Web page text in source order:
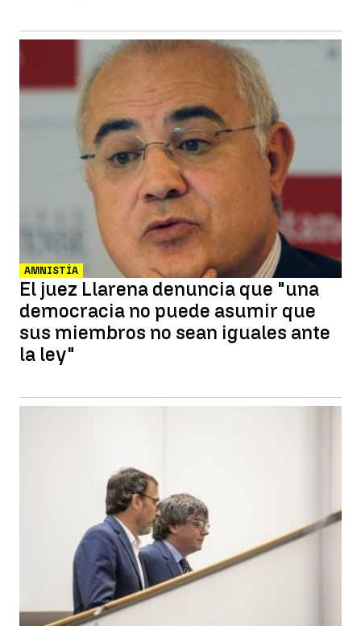
AMNISTÍA
El juez Llarena denuncia que "una
democracia no puede asumir que
sus miembros no sean iguales ante
la ley"